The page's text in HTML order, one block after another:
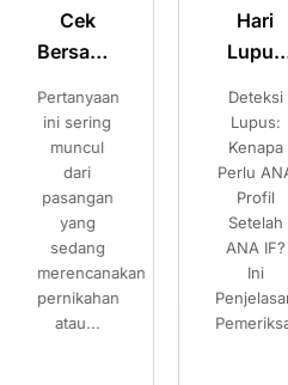
Lupus
Gejala
dan
Pentingnya
Pemeriksaan
ANA IF
Deteksi
Lupus:
Kenapa
Perlu ANA
Profil
Setelah
ANA IF?
Ini
Penjelasannya
Pemeriksaan...